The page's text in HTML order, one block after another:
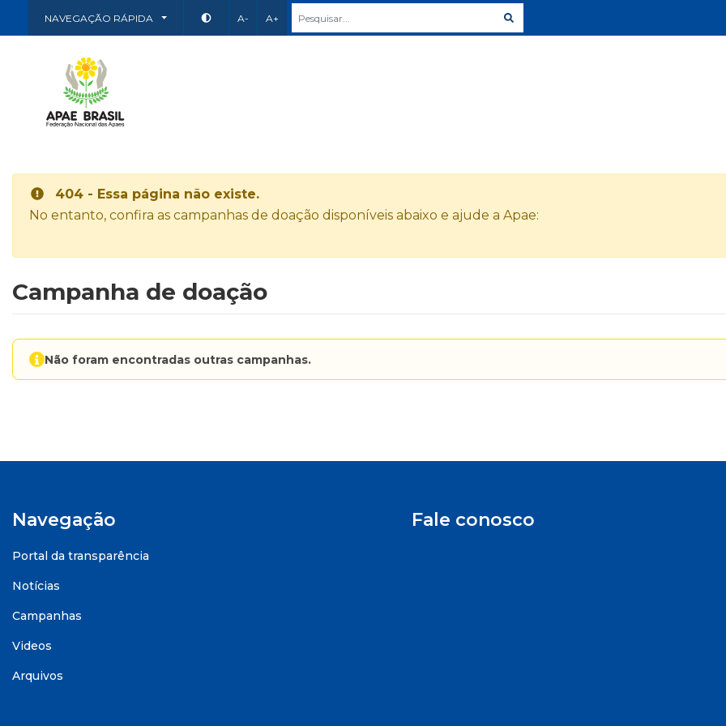
NAVEGAÇÃO RÁPIDA A- A+
404 - Essa página não existe.
No entanto, confira as campanhas de doação disponíveis abaixo e ajude a Apae:
Campanha de doação
Não foram encontradas outras campanhas.
Navegação
Portal da transparência
Notícias
Campanhas
Videos
Arquivos
Fale conosco